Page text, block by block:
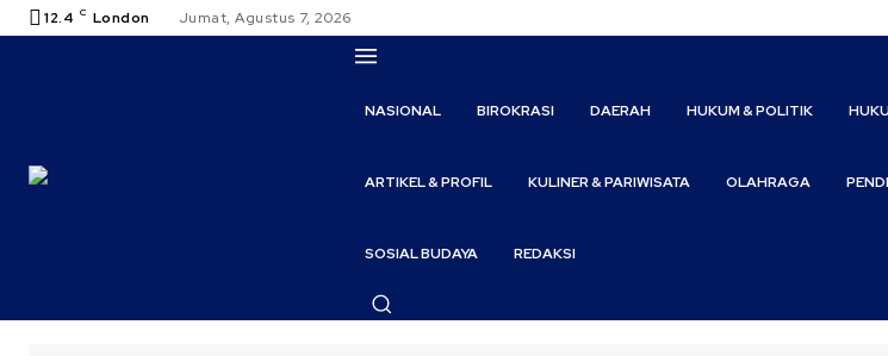
12.4 C London Jumat, Agustus 7, 2026
NASIONAL BIROKRASI DAERAH HUKUM & POLITIK
ARTIKEL & PROFIL KULINER & PARIWISATA OLAHRAGA
SOSIAL BUDAYA REDAKSI